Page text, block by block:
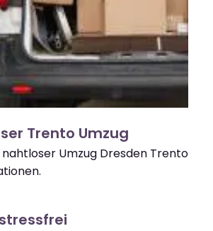
Trento Umzug
Umzug Dresden Trento